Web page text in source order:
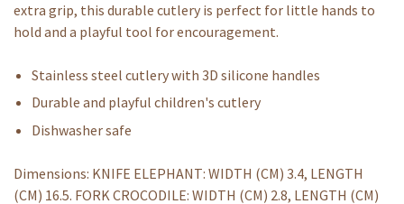
extra grip, this durable cutlery is perfect for little hands to
hold and a playful tool for encouragement.
Stainless steel cutlery with 3D silicone handles
Durable and playful children's cutlery
Dishwasher safe
Dimensions: KNIFE ELEPHANT: WIDTH (CM) 3.4, LENGTH
(CM) 16.5. FORK CROCODILE: WIDTH (CM) 2.8, LENGTH (CM)